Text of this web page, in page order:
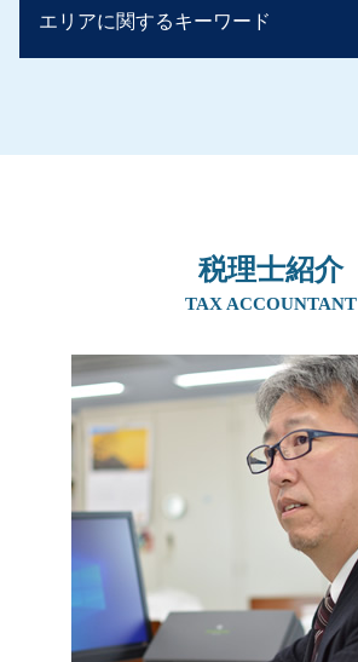
相続税の申告
相続税 計算ガイド
相続税 基礎控除 額
相続税早見表 改正
住宅資金贈与 相続税
贈与税 ばれない 知恵袋
相続税 現金 ばれない
生前贈与 非課税 住宅
贈与税 住宅 非課税 申告
生前贈与 土地 孫
暦年贈与 持ち戻し
事業承継税制 デメリット
事業承継 m&a
親族内承継 デメリット
喫茶店 後継者 募集
事業承継 マッチング
事業承継 後継者募集
事業承継 税理士
親族内承継 株式譲渡
事業承継 方法
事業承継税制
事業承継 補助金 親子
エリアに関するキーワード
生前対策 吹田市
生前対策 京都府
生前対策 奈良県
相続 吹田市
相続 北摂エリア
相続 奈良県
事業承継 兵庫県
生前対策 阪神間
相続 兵庫県
事業承継 阪神間
相続 大阪府
税理士紹介
TAX ACCOUNTANT